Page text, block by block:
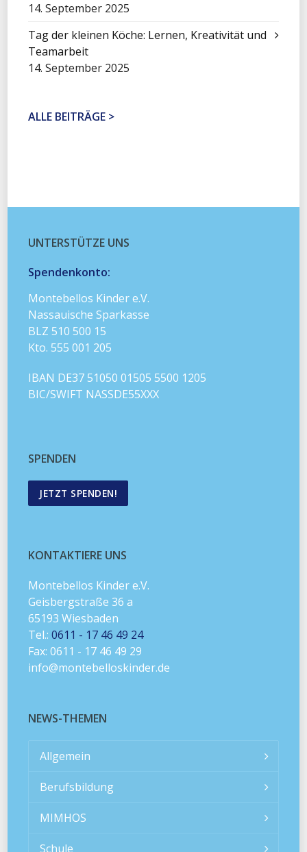
14. September 2025
Tag der kleinen Köche: Lernen, Kreativität und
Teamarbeit
14. September 2025
ALLE BEITRÄGE >
UNTERSTÜTZE UNS
Spendenkonto:
Montebellos Kinder e.V.
Nassauische Sparkasse
BLZ 510 500 15
Kto. 555 001 205
IBAN DE37 51050 01505 5500 1205
BIC/SWIFT NASSDE55XXX
SPENDEN
JETZT SPENDEN!
KONTAKTIERE UNS
Montebellos Kinder e.V.
Geisbergstraße 36 a
65193 Wiesbaden
Tel.:0611 - 17 46 49 24
Fax: 0611 - 17 46 49 29
info@montebelloskinder.de
NEWS-THEMEN
Allgemein
Berufsbildung
MIMHOS
Schule